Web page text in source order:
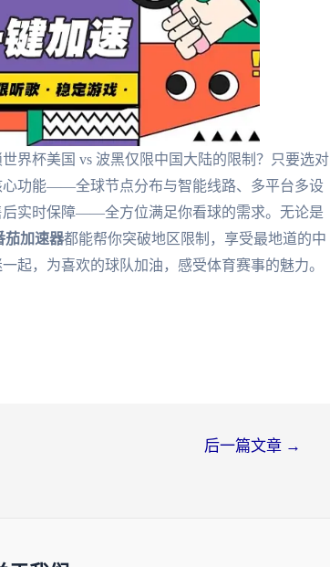
界杯美国 vs 波黑仅限中国大陆的限制？只要选对
心功能——全球节点分布与智能线路、多平台多设
实时保障——全方位满足你看球的需求。无论是
茄加速器都能帮你突破地区限制，享受最地道的中
起，为喜欢的球队加油，感受体育赛事的魅力。
后一篇文章 →